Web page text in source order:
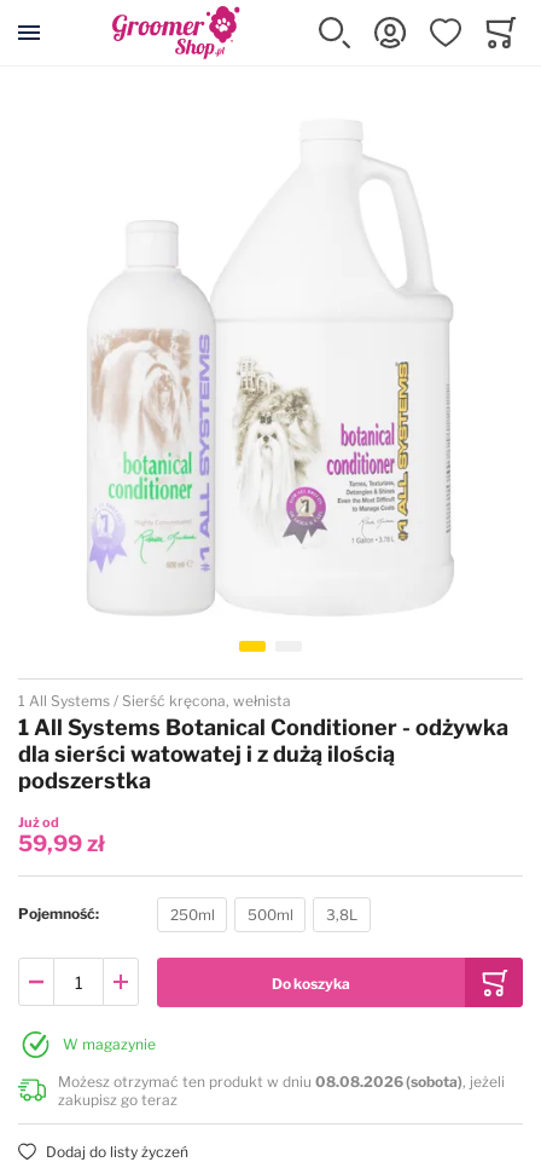
Przejdź na stronę główną
Szukaj Zaloguj sięUlubione
Przejdź na początek galerii
1 All Systems Sierść kręcona, wełnista
1 All Systems Botanical Conditioner - odżywka
dla sierści watowatej i z dużą ilością
podszerstka
Już od
59,99 zł
Pojemność 250ml 500ml 3,8L
W magazynie
Możesz otrzymać ten produkt w dniu08.08.2026 (sobota), jeżeli
zakupisz go teraz
Dodaj do listy życzeń